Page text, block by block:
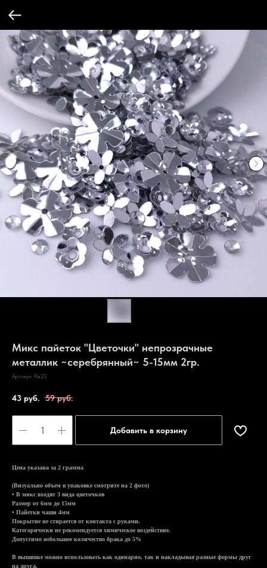
Микс пайеток "Цветочки" непрозрачные
металлик ~серебрянный~ 5-15мм 2гр.
Артикул: Pai25
43 руб. 59 руб.
Добавить в корзину
Цена указана за 2 грамма
(Визуально объем в упаковке смотрите на 2 фото)
• В микс входят 3 вида цветочков
Размер от 6мм до 15мм
• Пайетки чаши 4мм
Покрытие не стирается от контакта с руками.
Категорически не рекомендуется химическое воздействие.
Допустимо небольшое количество брака до 5%
В вышивке можно использовать как одинарно, так и накладывая разные формы друг
на друга.